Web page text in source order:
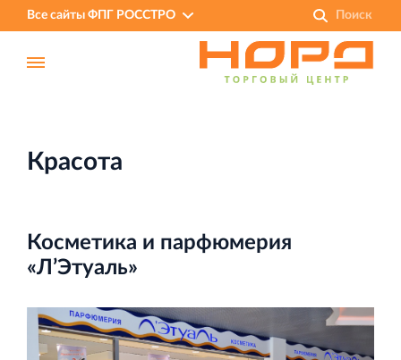
Все сайты ФПГ РОССТРО
Финансово‐промышленная группа РОССТРО
Красота
Косметика и парфюмерия
«Л’Этуаль»